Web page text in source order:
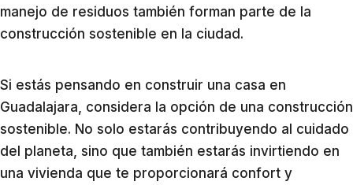
manejo de residuos también forman parte de la
construcción sostenible en la ciudad.
Si estás pensando en construir una casa en
Guadalajara, considera la opción de una construcción
sostenible. No solo estarás contribuyendo al cuidado
del planeta, sino que también estarás invirtiendo en
una vivienda que te proporcionará confort y